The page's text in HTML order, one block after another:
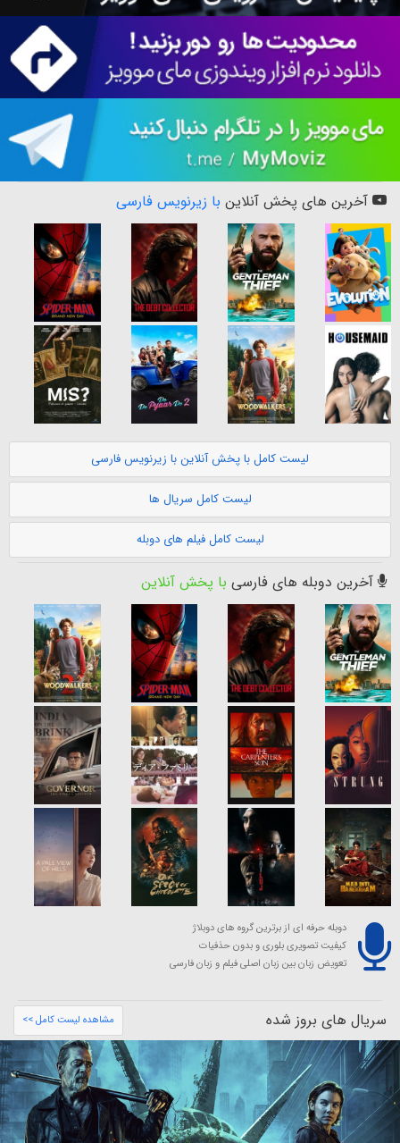
آخرین های پخش آنلاین با زیرنویس فارسی
لیست کامل با پخش آنلاین با زیرنویس فارسی
لیست کامل سریال ها
لیست کامل فیلم های دوبله
آخرین دوبله های فارسی با پخش آنلاین
دوبله حرفه ای از برترین گروه های دوبلاژ
کیفیت تصویری بلوری و بدون حذفیات
تعویض زبان بین زبان اصلی فیلم و زبان فارسی
سریال های بروز شده مشاهده لیست کامل >>